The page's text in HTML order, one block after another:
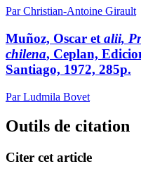
Par Christian-Antoine Girault
Muñoz, Oscar et alii,
chilena, Ceplan,
Santiago, 1972, 285p.
Par Ludmila Bovet
Outils de citation
Citer cet article